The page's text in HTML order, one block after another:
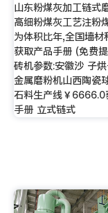
山东粉煤灰加工链式
高细粉煤灰工艺注粉
为体积比年,全国墙材
获取产品手册 (免费
砖机参数:安徽沙 子
金属磨粉机山西陶瓷
石料生产线￥6666.0
手册 立式链式